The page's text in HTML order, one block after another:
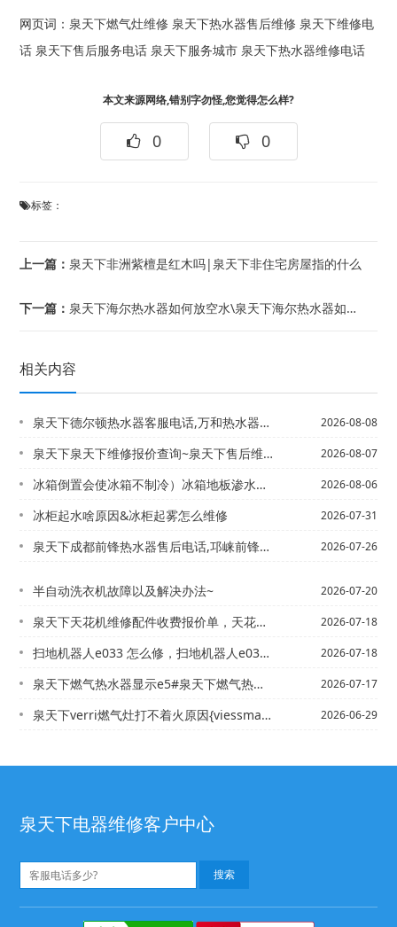
网页词： 泉天下燃气灶维修 泉天下热水器售后维修 泉天下维修电
话 泉天下售后服务电话 泉天下服务城市 泉天下热水器维修电话
本文来源网络,错别字勿怪,您觉得怎么样?
0 0
标签：
上一篇： 泉天下非洲紫檀是红木吗|泉天下非住宅房屋指的什么
下一篇： 泉天下海尔热水器如何放空水\泉天下海尔热水器如何放水
相关内容
泉天下德尔顿热水器客服电话,万和热水器维修部电话，泉天下德芙燃气灶右灶打不着火 2026-08-08
泉天下泉天下维修报价查询~泉天下售后维修电话2027最新标准 2026-08-07
冰箱倒置会使冰箱不制冷）冰箱地板渗水怎么处理 2026-08-06
冰柜起水啥原因&冰柜起雾怎么维修 2026-07-31
泉天下成都前锋热水器售后电话,邛崃前锋售后服务电话%成都燃气灶电话维修 2026-07-26
半自动洗衣机故障以及解决办法~ 2026-07-20
泉天下天花机维修配件收费报价单，天花机维修收费标准2027最新标准 2026-07-18
扫地机器人e033 怎么修，扫地机器人e033 怎么修理视频 2026-07-18
泉天下燃气热水器显示e5#泉天下燃气热水器显示e5 2026-07-17
泉天下verri燃气灶打不着火原因{viessmann热水器上海电话,爱客多燃气... 2026-06-29
泉天下电器维修客户中心